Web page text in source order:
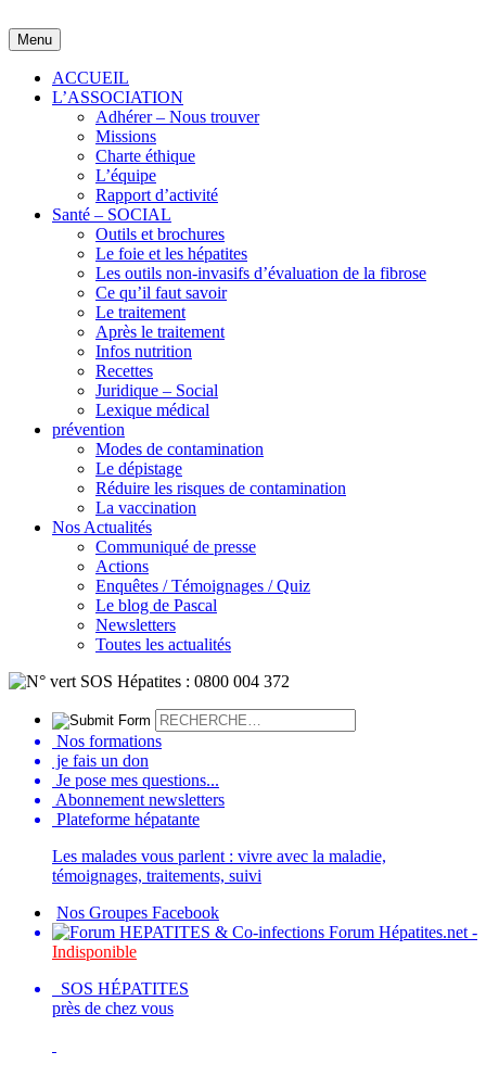
to
content
Menu
ACCUEIL
L’ASSOCIATION
Adhérer – Nous trouver
Missions
Charte éthique
L’équipe
Rapport d’activité
Santé – SOCIAL
Outils et brochures
Le foie et les hépatites
Les outils non-invasifs d’évaluation de la fibrose
Ce qu’il faut savoir
Le traitement
Après le traitement
Infos nutrition
Recettes
Juridique – Social
Lexique médical
prévention
Modes de contamination
Le dépistage
Réduire les risques de contamination
La vaccination
Nos Actualités
Communiqué de presse
Actions
Enquêtes / Témoignages / Quiz
Le blog de Pascal
Newsletters
Toutes les actualités
Nos formations
je fais un don
Je pose mes questions...
Abonnement newsletters
Plateforme hépatante
Les malades vous parlent : vivre avec la maladie,
témoignages, traitements, suivi
Nos Groupes Facebook
Forum Hépatites.net -
Indisponible
SOS HÉPATITES
près de chez vous